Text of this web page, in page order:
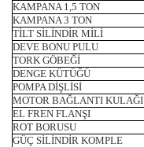
KAMPANA 1,5 TON
KAMPANA 3 TON
TİLT SİLİNDİR MİLİ
DEVE BONU PULU
TORK GÖBEĞİ
DENGE KÜTÜĞÜ
POMPA DİŞLİSİ
MOTOR BAĞLANTI KULAĞI
EL FREN FLANŞI
ROT BORUSU
GÜÇ SİLİNDİR KOMPLE